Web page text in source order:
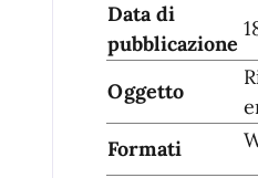
Data di
pubblicazione
Oggetto
Formati